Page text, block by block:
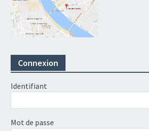
Connexion
Identifiant
Mot de passe